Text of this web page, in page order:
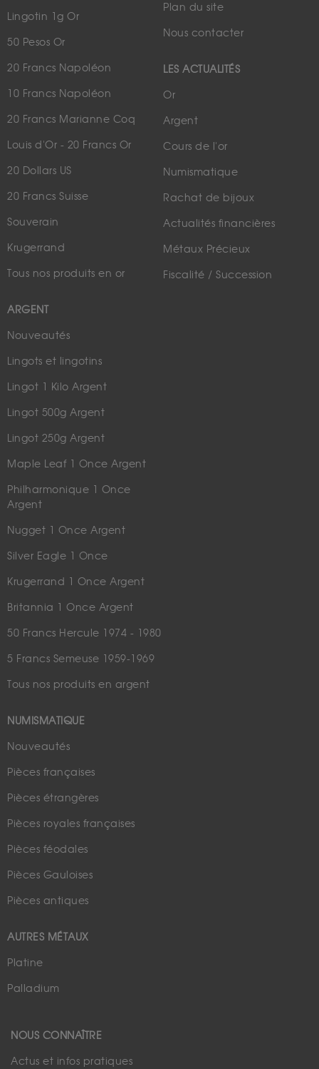
Lingotin 1g Or
50 Pesos Or
20 Francs Napoléon
10 Francs Napoléon
20 Francs Marianne Coq
Louis d'Or - 20 Francs Or
20 Dollars US
20 Francs Suisse
Souverain
Krugerrand
Tous nos produits en or
ARGENT
Nouveautés
Lingots et lingotins
Lingot 1 Kilo Argent
Lingot 500g Argent
Lingot 250g Argent
Maple Leaf 1 Once Argent
Philharmonique 1 Once
Argent
Nugget 1 Once Argent
Silver Eagle 1 Once
Krugerrand 1 Once Argent
Britannia 1 Once Argent
50 Francs Hercule 1974 - 1980
5 Francs Semeuse 1959-1969
Tous nos produits en argent
NUMISMATIQUE
Nouveautés
Pièces françaises
Pièces étrangères
Pièces royales françaises
Pièces féodales
Pièces Gauloises
Pièces antiques
AUTRES MÉTAUX
Platine
Palladium
NOUS CONNAÎTRE
Actus et infos pratiques
Plan du site
Nous contacter
LES ACTUALITÉS
Or
Argent
Cours de l'or
Numismatique
Rachat de bijoux
Actualités financières
Métaux Précieux
Fiscalité / Succession